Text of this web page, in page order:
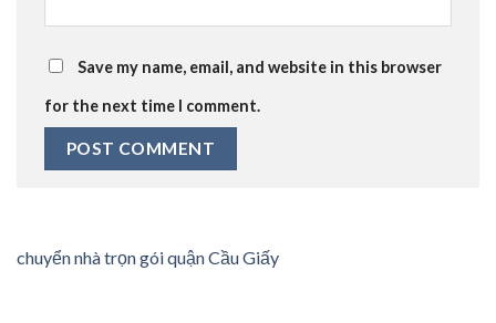
Save my name, email, and website in this browser
for the next time I comment.
chuyển nhà trọn gói quận Cầu Giấy